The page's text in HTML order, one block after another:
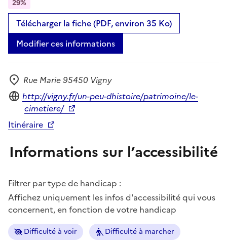
29%
Télécharger la fiche (PDF, environ 35 Ko)
Modifier ces informations
Adresse
Rue Marie 95450 Vigny
Site internet
http://vigny.fr/un-peu-dhistoire/patrimoine/le-
cimetiere/
Itinéraire
Informations sur l’accessibilité
Filtrer par type de handicap :
Affichez uniquement les infos d'accessibilité qui vous
concernent, en fonction de votre handicap
Difficulté à voir Difficulté à marcher